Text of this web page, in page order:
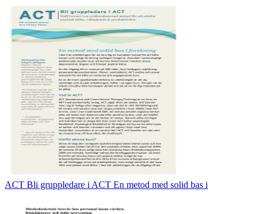
ACT Bli gruppledare i ACT En metod med solid bas i